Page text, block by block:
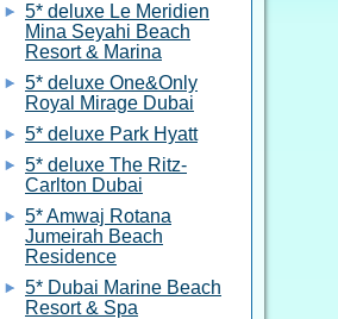
5* deluxe Le Meridien
Mina Seyahi Beach
Resort & Marina
5* deluxe One&Only
Royal Mirage Dubai
5* deluxe Park Hyatt
5* deluxe The Ritz-
Carlton Dubai
5* Amwaj Rotana
Jumeirah Beach
Residence
5* Dubai Marine Beach
Resort & Spa